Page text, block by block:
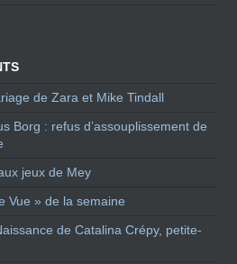
de Zara et Mike Tindall
Borg : refus d’assouplissement de
jeux de Mey
Vue » de la semaine
de Catalina Crépy, petite-